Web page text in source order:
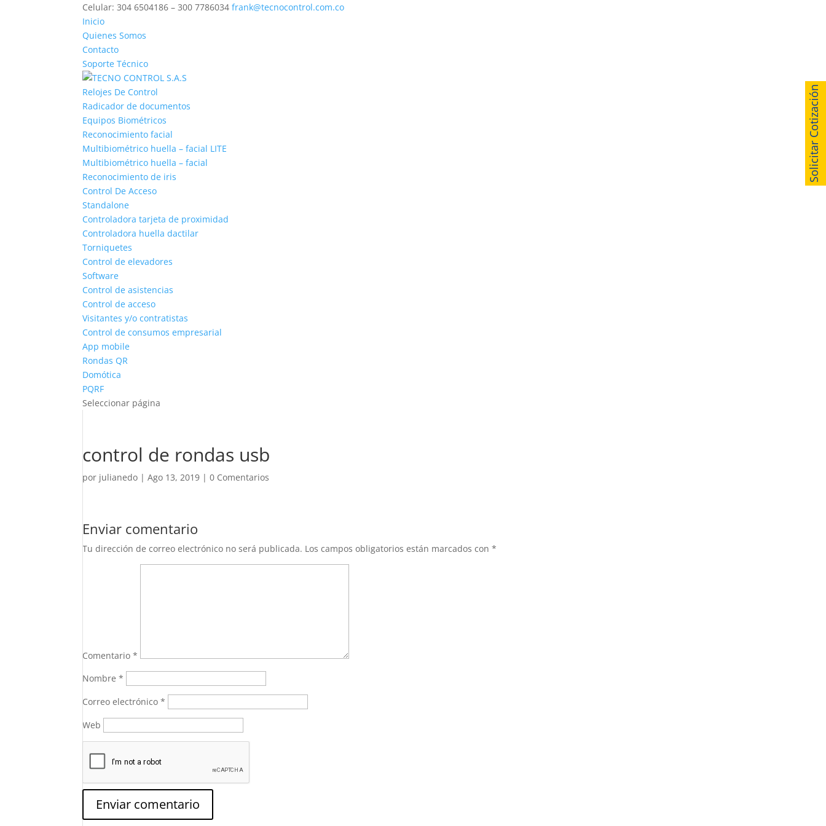
Celular: 304 6504186 – 300 7786034 frank@tecnocontrol.com.co
Inicio
Quienes Somos
Contacto
Soporte Técnico
Relojes De Control
Radicador de documentos
Equipos Biométricos
Reconocimiento facial
Multibiométrico huella – facial LITE
Multibiométrico huella – facial
Reconocimiento de iris
Control De Acceso
Standalone
Controladora tarjeta de proximidad
Controladora huella dactilar
Torniquetes
Control de elevadores
Software
Control de asistencias
Control de acceso
Visitantes y/o contratistas
Control de consumos empresarial
App mobile
Rondas QR
Domótica
PQRF
Seleccionar página
control de rondas usb
por julianedo |Ago 13, 2019 |0 Comentarios
Enviar comentario
Tu dirección de correo electrónico no será publicada. Los campos obligatorios están marcados con*
Comentario*
Nombre*
Correo electrónico*
Web
Solicitar Cotización